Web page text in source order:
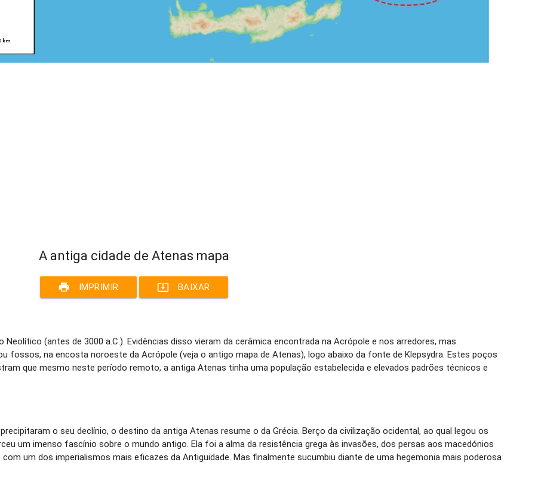
A antiga cidade de Atenas mapa
print IMPRIMIR system_update_alt BAIXAR
(antes de 3000 a.C.). Evidências disso vieram da cerâmica encontrada na Acrópole e nos arredores, mas
fossos, na encosta noroeste da Acrópole (veja o antigo mapa de Atenas), logo abaixo da fonte de Klepsydra. Estes poços
que mesmo neste período remoto, a antiga Atenas tinha uma população estabelecida e elevados padrões técnicos e
o seu declínio, o destino da antiga Atenas resume o da Grécia. Berço da civilização ocidental, ao qual legou os
um imenso fascínio sobre o mundo antigo. Ela foi a alma da resistência grega às invasões, dos persas aos macedónios
um dos imperialismos mais eficazes da Antiguidade. Mas finalmente sucumbiu diante de uma hegemonia mais poderosa